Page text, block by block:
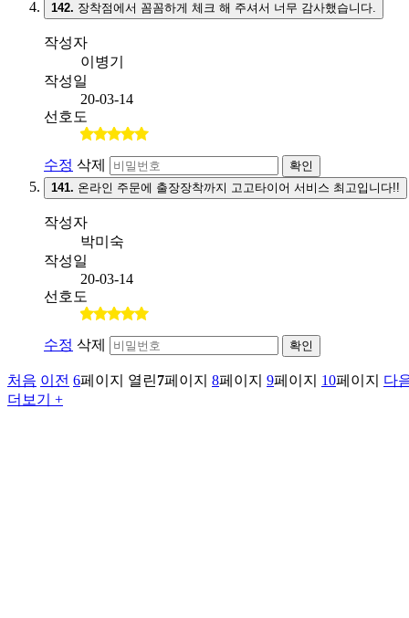
142. 장착점에서 꼼꼼하게 체크 해 주셔서 너무 감사했습니다.
작성자
이병기
작성일
20-03-14
선호도
수정 삭제
확인
141. 온라인 주문에 출장장착까지 고고타이어 서비스 최고입니다!!
작성자
박미숙
작성일
20-03-14
선호도
수정 삭제 확인
처음 이전 6페이지 열린7페이지 8페이지 9페이지 10페이지
다
더보기 +